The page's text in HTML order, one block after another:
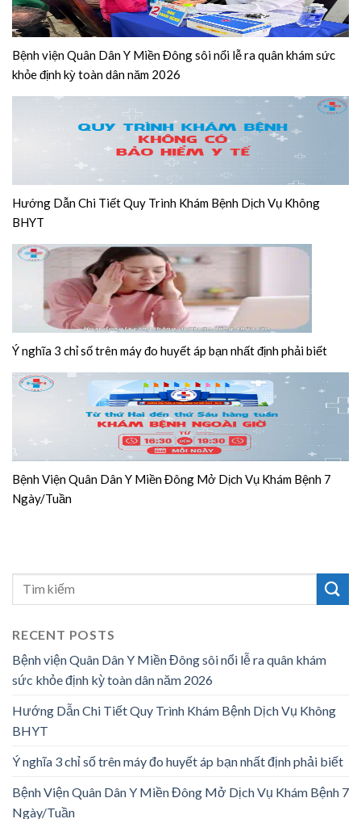
Bệnh viện Quân Dân Y Miền Đông sôi nổi lễ ra quân khám sức
khỏe định kỳ toàn dân năm 2026
Hướng Dẫn Chi Tiết Quy Trình Khám Bệnh Dịch Vụ Không
BHYT
Ý nghĩa 3 chỉ số trên máy đo huyết áp bạn nhất định phải biết
Bệnh Viện Quân Dân Y Miền Đông Mở Dịch Vụ Khám Bệnh 7
Ngày/Tuần
RECENT POSTS
Bệnh viện Quân Dân Y Miền Đông sôi nổi lễ ra quân khám
sức khỏe định kỳ toàn dân năm 2026
Hướng Dẫn Chi Tiết Quy Trình Khám Bệnh Dịch Vụ Không
BHYT
Ý nghĩa 3 chỉ số trên máy đo huyết áp bạn nhất định phải biết
Bệnh Viện Quân Dân Y Miền Đông Mở Dịch Vụ Khám Bệnh 7
Ngày/Tuần